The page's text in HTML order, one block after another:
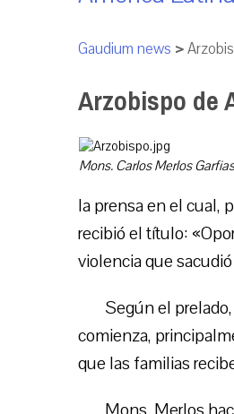
Gaudium news >
Arzobispo de
Mons. Carlos Merlos Garfias
la prensa en el cual,
recibió el título:
violencia que
Según el
comienza,
que las familias